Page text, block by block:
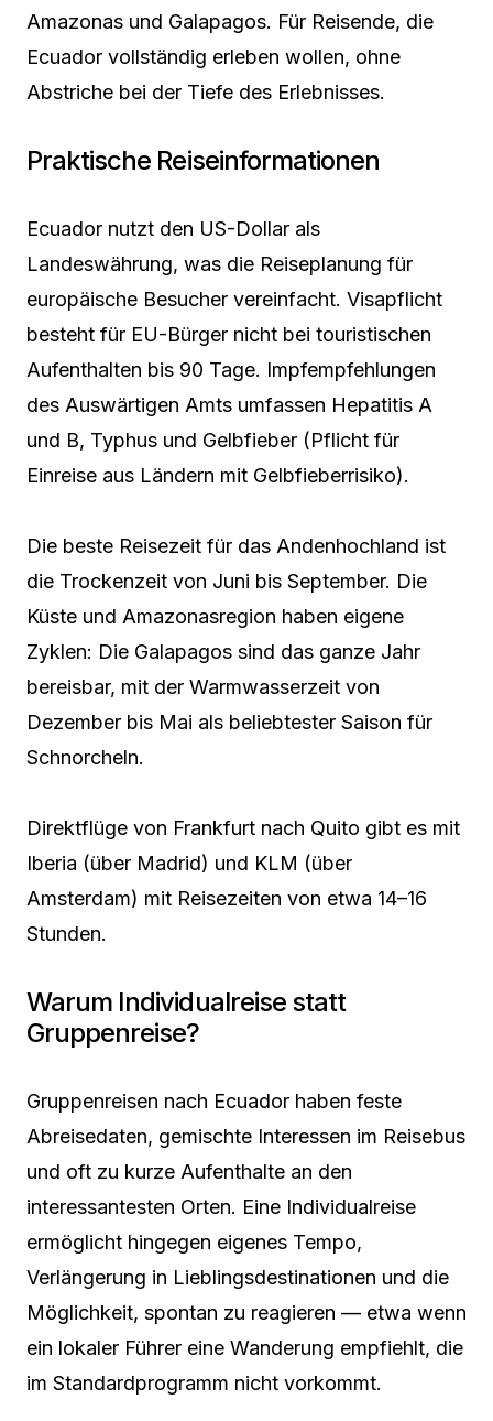
Amazonas und Galapagos. Für Reisende, die
Ecuador vollständig erleben wollen, ohne
Abstriche bei der Tiefe des Erlebnisses.
Praktische Reiseinformationen
Ecuador nutzt den US-Dollar als
Landeswährung, was die Reiseplanung für
europäische Besucher vereinfacht. Visapflicht
besteht für EU-Bürger nicht bei touristischen
Aufenthalten bis 90 Tage. Impfempfehlungen
des Auswärtigen Amts umfassen Hepatitis A
und B, Typhus und Gelbfieber (Pflicht für
Einreise aus Ländern mit Gelbfieberrisiko).
Die beste Reisezeit für das Andenhochland ist
die Trockenzeit von Juni bis September. Die
Küste und Amazonasregion haben eigene
Zyklen: Die Galapagos sind das ganze Jahr
bereisbar, mit der Warmwasserzeit von
Dezember bis Mai als beliebtester Saison für
Schnorcheln.
Direktflüge von Frankfurt nach Quito gibt es mit
Iberia (über Madrid) und KLM (über
Amsterdam) mit Reisezeiten von etwa 14–16
Stunden.
Warum Individualreise statt
Gruppenreise?
Gruppenreisen nach Ecuador haben feste
Abreisedaten, gemischte Interessen im Reisebus
und oft zu kurze Aufenthalte an den
interessantesten Orten. Eine Individualreise
ermöglicht hingegen eigenes Tempo,
Verlängerung in Lieblingsdestinationen und die
Möglichkeit, spontan zu reagieren — etwa wenn
ein lokaler Führer eine Wanderung empfiehlt, die
im Standardprogramm nicht vorkommt.